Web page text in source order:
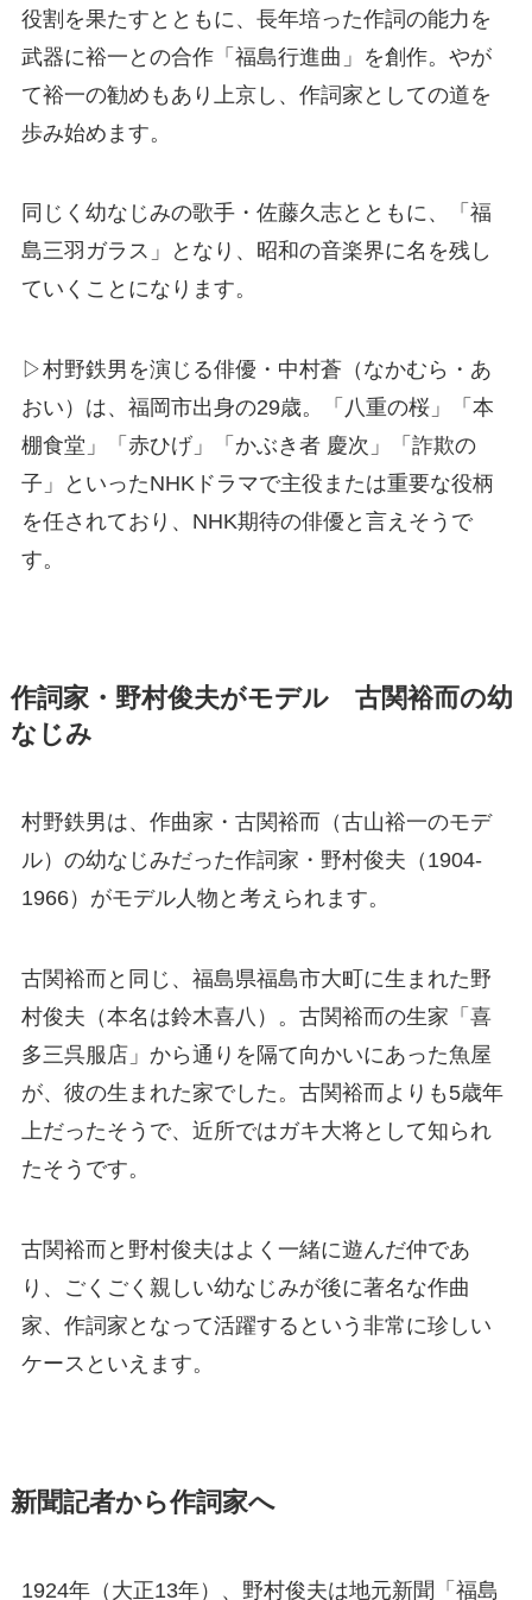
役割を果たすとともに、長年培った作詞の能力を
武器に裕一との合作「福島行進曲」を創作。やが
て裕一の勧めもあり上京し、作詞家としての道を
歩み始めます。
同じく幼なじみの歌手・佐藤久志とともに、「福
島三羽ガラス」となり、昭和の音楽界に名を残し
ていくことになります。
▷村野鉄男を演じる俳優・中村蒼（なかむら・あ
おい）は、福岡市出身の29歳。「八重の桜」「本
棚食堂」「赤ひげ」「かぶき者 慶次」「詐欺の
子」といったNHKドラマで主役または重要な役柄
を任されており、NHK期待の俳優と言えそうで
す。
作詞家・野村俊夫がモデル 古関裕而の幼
なじみ
村野鉄男は、作曲家・古関裕而（古山裕一のモデ
ル）の幼なじみだった作詞家・野村俊夫（1904-
1966）がモデル人物と考えられます。
古関裕而と同じ、福島県福島市大町に生まれた野
村俊夫（本名は鈴木喜八）。古関裕而の生家「喜
多三呉服店」から通りを隔て向かいにあった魚屋
が、彼の生まれた家でした。古関裕而よりも5歳年
上だったそうで、近所ではガキ大将として知られ
たそうです。
古関裕而と野村俊夫はよく一緒に遊んだ仲であ
り、ごくごく親しい幼なじみが後に著名な作曲
家、作詞家となって活躍するという非常に珍しい
ケースといえます。
新聞記者から作詞家へ
1924年（大正13年）、野村俊夫は地元新聞「福島